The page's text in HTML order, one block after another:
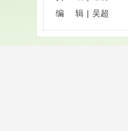
编
辑 | 吴超